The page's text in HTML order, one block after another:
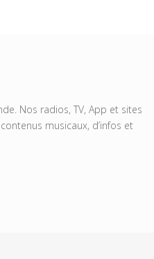
Nos radios, TV, App et sites
musicaux, d’infos et